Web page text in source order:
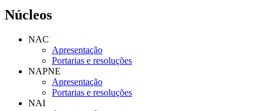
Núcleos
NAC
Apresentação
Portarias e resoluções
NAPNE
Apresentação
Portarias e resoluções
NAI